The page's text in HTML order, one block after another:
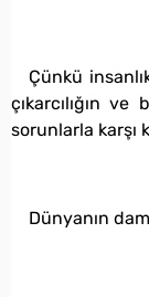
Çünkü
çıkarcılığın
sorunlarla karşı
Dünyanın